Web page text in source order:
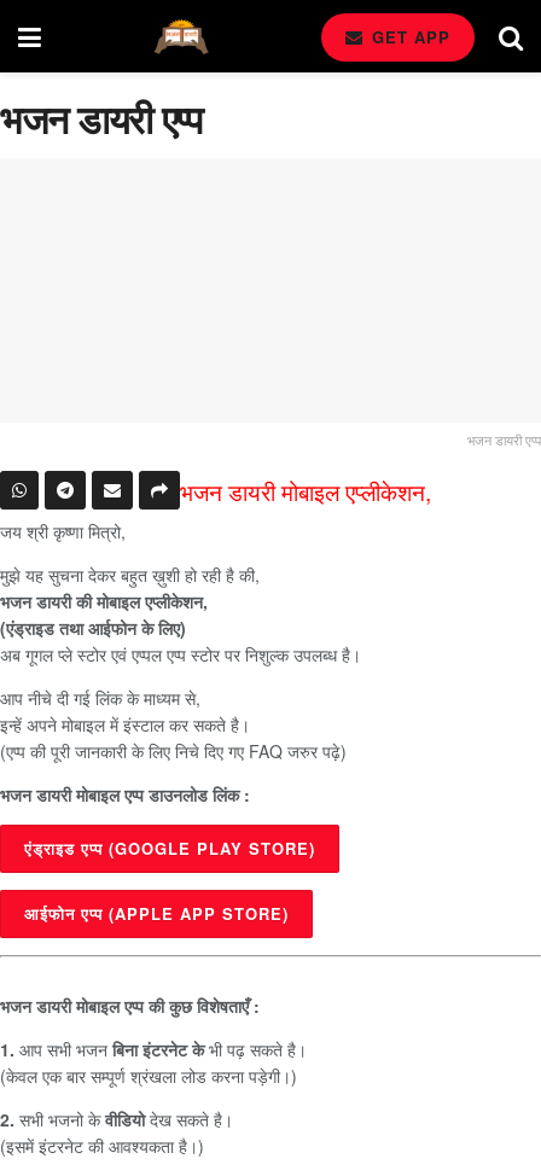
GET APP
भजन डायरी एप्प
भजन डायरी एप्प
भजन डायरी मोबाइल एप्लीकेशन,
जय श्री कृष्णा मित्रो,
मुझे यह सुचना देकर बहुत ख़ुशी हो रही है की,
भजन डायरी की मोबाइल एप्लीकेशन,
(एंड्राइड तथा आईफोन के लिए)
अब गूगल प्ले स्टोर एवं एप्पल एप्प स्टोर पर निशुल्क उपलब्ध है।
आप नीचे दी गई लिंक के माध्यम से,
इन्हें अपने मोबाइल में इंस्टाल कर सकते है।
(एप्प की पूरी जानकारी के लिए निचे दिए गए FAQ जरुर पढ़े)
भजन डायरी मोबाइल एप्प डाउनलोड लिंक :
एंड्राइड एप्प (GOOGLE PLAY STORE)
आईफोन एप्प (APPLE APP STORE)
भजन डायरी मोबाइल एप्प की कुछ विशेषताएँ :
1. आप सभी भजनबिना इंटरनेट केभी पढ़ सकते है।
(केवल एक बार सम्पूर्ण श्रंखला लोड करना पड़ेगी।)
2. सभी भजनो केवीडियोदेख सकते है।
(इसमें इंटरनेट की आवश्यकता है।)